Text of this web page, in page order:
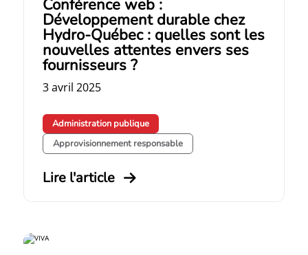
Conférence web :
Développement durable chez
Hydro-Québec : quelles sont les
nouvelles attentes envers ses
fournisseurs ?
3 avril 2025
Administration publique
Approvisionnement responsable
Lire l'article